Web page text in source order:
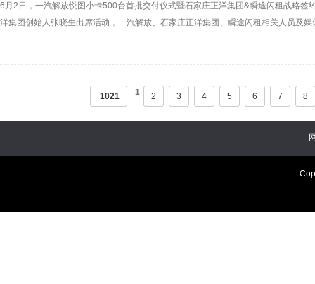
6月2日，一汽解放悦图小卡500台首批交付仪式暨石家庄正洋集团&瞬途闪租战略
洋集团创始人张晓生出席活动，一汽解放、石家庄正洋集团、瞬途闪租相关人员及
1021 1 2 3 4 5 6 7 8